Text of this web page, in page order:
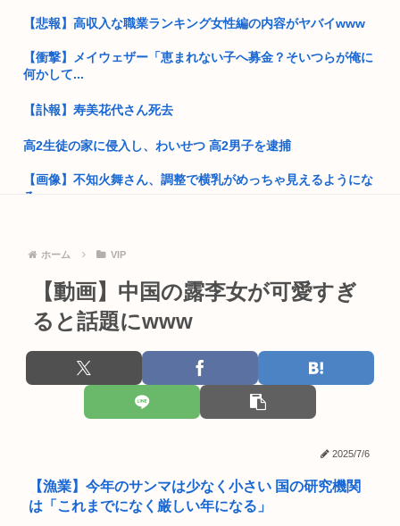
なかっ...
ス…...
熊本地震避難所で高市早苗の態度が非常に良いと話題
普通の日本人「アレ..?まともな政治議論できんの『自民党』し
高市早苗「消費税減税の財源は今から考える」
韓国人「え待って、何で日本の避難所って10年前と同レベルな
の(ド...
部落民のことお前らの地域ってなんて言ってた？
中国大使館に侵入した自衛官（24）、動機を告白「中国の強硬
【悲報】高収入な職業ランキング女性編の内容がヤバイwww
【衝撃】メイウェザー「恵まれない子へ募金？そいつらが俺に
何かして...
【訃報】寿美花代さん死去
高2生徒の家に侵入し、わいせつ 高2男子を逮捕
【画像】不知火舞さん、調整で横乳がめっちゃ見えるようにな
るwww
【ひろゆき他】Xのインフルエンサー達「高市さぁ、為替介入
で我々の...
ワイの上司がカラオケでT-BOLANばっかり歌うんやが
中部各地に危険度「Sランク」断層帯 専門家「南海トラフだけ
でなく...
女子高生さん、顔面にクマ撃退スプレーを噴射されて救助要請
VIP発の流行を作りたい！٩( ‘ω’ )و
ホーム VIP
【動画】中国の露李女が可愛すぎ
ると話題にwww
2025/7/6
【漁業】今年のサンマは少なく小さい 国の研究機関
は「これまでになく厳しい年になる」